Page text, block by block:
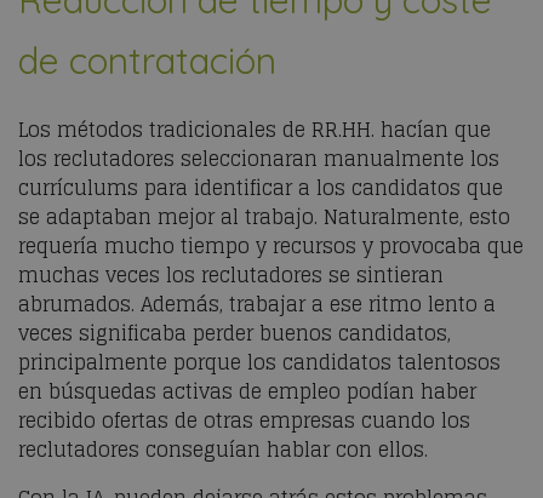
de contratación
Los métodos tradicionales de RR.HH. hacían que
los reclutadores seleccionaran manualmente los
currículums para identificar a los candidatos que
se adaptaban mejor al trabajo. Naturalmente, esto
requería mucho tiempo y recursos y provocaba que
muchas veces los reclutadores se sintieran
abrumados. Además, trabajar a ese ritmo lento a
veces significaba perder buenos candidatos,
principalmente porque los candidatos talentosos
en búsquedas activas de empleo podían haber
recibido ofertas de otras empresas cuando los
reclutadores conseguían hablar con ellos.